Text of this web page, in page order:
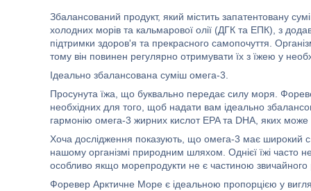
Збалансований продукт, який містить запатентовану
холодних морів та кальмарової олії (ДГК та ЕПК), з
підтримки здоров'я та прекрасного самопочуття.
тому він повинен регулярно отримувати їх з їжею у
Ідеально збалансована суміш омега-3.
Просунута їжа, що буквально передає силу моря.
необхідних для того, щоб надати вам ідеально
гармонію омега-3 жирних кислот EPA та DHA, яких
Хоча дослідження показують, що омега-3 має широкий
нашому організмі природним шляхом. Однієї їжі часто
особливо якщо морепродукти не є частиною звичайного
Форевер Арктичне Море є ідеальною пропорцією у